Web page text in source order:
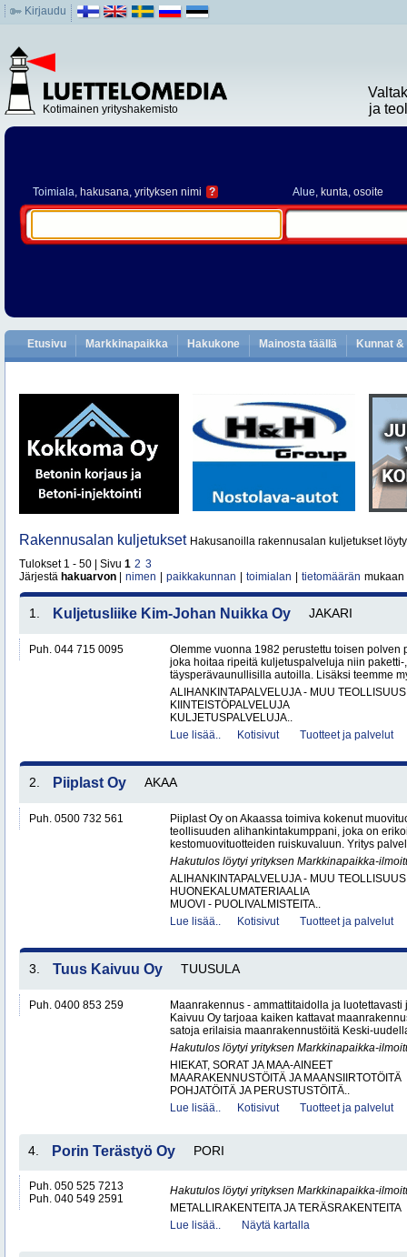
Kirjaudu
Kotimainen yrityshakemisto
ja
Toimiala, hakusana, yrityksen nimi ? Alue, kunta, osoite
Etusivu Markkinapaikka Hakukone Mainosta täällä Kunnat
Rakennusalan kuljetukset Hakusanoilla rakennusalan kuljetukset
Tulokset 1 - 50 | Sivu 1 2 3
Järjestä hakuarvon nimen paikkakunnan toimialan tietomäärän mukaan
1. Kuljetusliike Kim-Johan Nuikka Oy JAKARI
Puh. 044 715 0095
Olemme vuonna 1982 perustettu toisen polven
joka hoitaa ripeitä kuljetuspalveluja niin
täysperävaunullisilla autoilla. Lisäksi teemme
ALIHANKINTAPALVELUJA - MUU TEOLLISUUS
KIINTEISTÖPALVELUJA
KULJETUSPALVELUJA..
Lue lisää..
Kotisivut Tuotteet ja palvelut
2. Piiplast Oy AKAA
Puh. 0500 732 561
Piiplast Oy on Akaassa toimiva kokenut
teollisuuden alihankintakumppani, joka on
kestomuovituotteiden ruiskuvaluun. Yritys
Hakutulos löytyi yrityksen Markkinapaikka-
ALIHANKINTAPALVELUJA - MUU TEOLLISUUS
HUONEKALUMATERIAALIA
MUOVI - PUOLIVALMISTEITA..
Lue lisää..
Kotisivut Tuotteet ja palvelut
3. Tuus Kaivuu Oy TUUSULA
Puh. 0400 853 259
Maanrakennus - ammattitaidolla ja
Kaivuu Oy tarjoaa kaiken kattavat
satoja erilaisia maanrakennustöitä Keski-
Hakutulos löytyi yrityksen Markkinapaikka-
HIEKAT, SORAT JA MAA-AINEET
MAARAKENNUSTÖITÄ JA MAANSIIRTOTÖITÄ
POHJATÖITÄ JA PERUSTUSTÖITÄ..
Lue lisää..
Kotisivut Tuotteet ja palvelut
4. Porin Terästyö Oy PORI
Puh. 050 525 7213
Puh. 040 549 2591
Hakutulos löytyi yrityksen Markkinapaikka-
METALLIRAKENTEITA JA TERÄSRAKENTEITA
Lue lisää..
Näytä kartalla